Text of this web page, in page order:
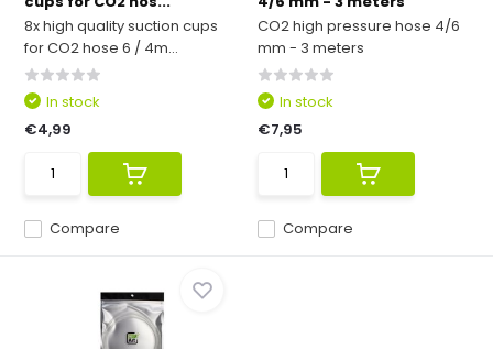
8x high quality suction cups
for CO2 hose 6 / 4m...
Compare
In stock
€4,99
CO2 high pressure hose 4/6
mm - 3 meters
Compare
In stock
€7,95